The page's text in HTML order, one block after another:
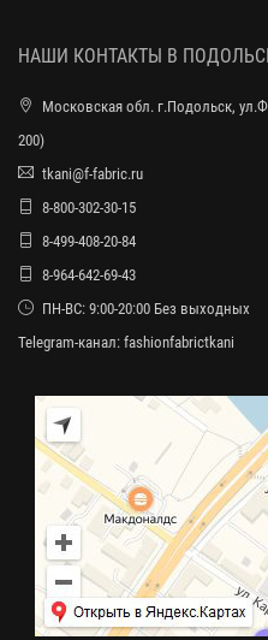
НАШИ КОНТАКТЫ В
Московская обл. г.Подольск,
200)
tkani@f-fabric.ru
8-800-302-30-15
8-499-408-20-84
8-964-642-69-43
ПН-ВС: 9:00-20:00 Без выходных
Telegram-канал: fashionfabrictkani